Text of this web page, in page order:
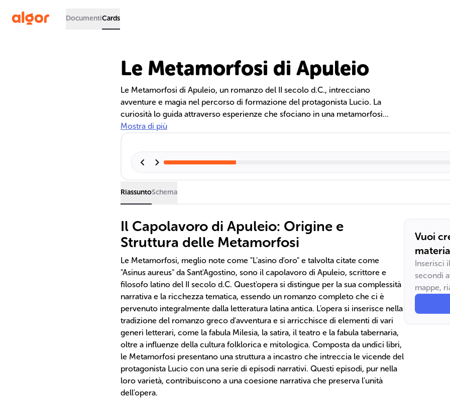
DocumentiCards
Le Metamorfosi di Apuleio
Le Metamorfosi di Apuleio, un romanzo del II secolo d.C., intrecciano
avventure e magia nel percorso di formazione del protagonista Lucio. La
curiosità lo guida attraverso esperienze che sfociano in una metamorfosi
simbolica, riflettendo temi come l'amore, il potere femminile e la
Mostra di più
RiassuntoSchema
Il Capolavoro di Apuleio: Origine e
Struttura delle Metamorfosi
Le Metamorfosi, meglio note come "L'asino d'oro" e talvolta citate come
"Asinus aureus" da Sant'Agostino, sono il capolavoro di Apuleio, scrittore e
filosofo latino del II secolo d.C. Quest'opera si distingue per la sua complessità
narrativa e la ricchezza tematica, essendo un romanzo completo che ci è
pervenuto integralmente dalla letteratura latina antica. L'opera si inserisce nella
tradizione del romanzo greco d'avventura e si arricchisce di elementi di vari
generi letterari, come la fabula Milesia, la satira, il teatro e la fabula tabernaria,
oltre a influenze della cultura folklorica e mitologica. Composta da undici libri,
le Metamorfosi presentano una struttura a incastro che intreccia le vicende del
protagonista Lucio con una serie di episodi narrativi. Questi episodi, pur nella
loro varietà, contribuiscono a una coesione narrativa che preserva l'unità
dell'opera.
Vuoi
Inserisci
secondi
mappe,